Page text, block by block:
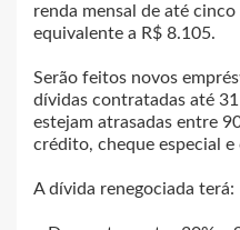
renda mensal de até
equivalente a R$ 8.105.
Serão feitos novos
dívidas contratadas até
estejam atrasadas entre
crédito, cheque especial e
A dívida renegociada terá: